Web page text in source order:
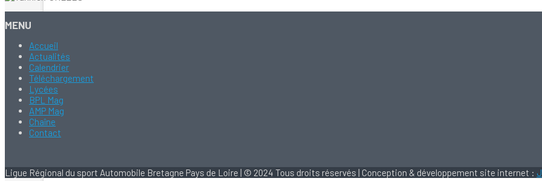
MENU
Accueil
Actualités
Calendrier
Téléchargement
Lycées
BPL Mag
AMP Mag
Chaîne
Contact
Ligue Régional du sport Automobile Bretagne Pays de Loire | © 2024 Tous droits réservés | Conception & développement site internet :